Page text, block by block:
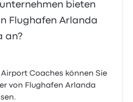
bieten
Flughafen Arlanda
an?
Coaches können Sie
von Flughafen Arlanda